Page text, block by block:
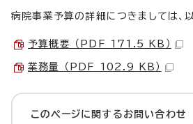
病院事業予算の詳細につきましては、
予算概要 （PDF 171.5 KB）
業務量 （PDF 102.9 KB）
このページに関する お問い合わせ